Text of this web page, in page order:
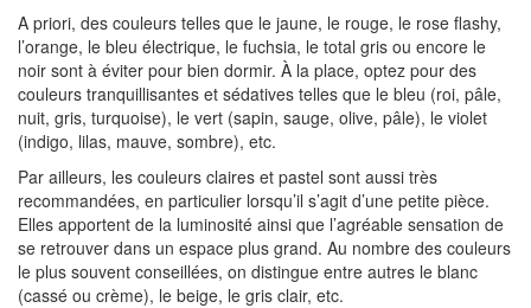
A priori, des couleurs telles que le jaune, le rouge, le rose flashy,
l’orange, le bleu électrique, le fuchsia, le total gris ou encore le
noir sont à éviter pour bien dormir. À la place, optez pour des
couleurs tranquillisantes et sédatives telles que le bleu (roi, pâle,
nuit, gris, turquoise), le vert (sapin, sauge, olive, pâle), le violet
(indigo, lilas, mauve, sombre), etc.
Par ailleurs, les couleurs claires et pastel sont aussi très
recommandées, en particulier lorsqu’il s’agit d’une petite pièce.
Elles apportent de la luminosité ainsi que l’agréable sensation de
se retrouver dans un espace plus grand. Au nombre des couleurs
le plus souvent conseillées, on distingue entre autres le blanc
(cassé ou crème), le beige, le gris clair, etc.